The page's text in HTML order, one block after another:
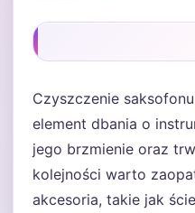
Czyszczenie
element dbania o
jego brzmienie oraz
kolejności warto
akcesoria, takie jak